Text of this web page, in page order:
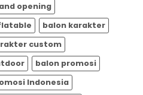
opening
balon karakter
custom
balon promosi
Indonesia